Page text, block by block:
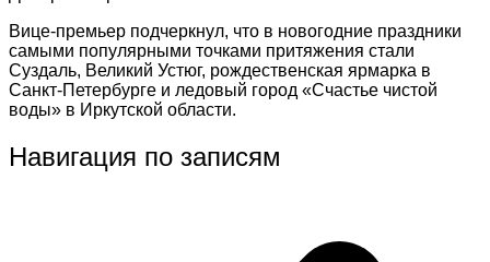
Вице-премьер подчеркнул, что в новогодние праздники
самыми популярными точками притяжения стали
Суздаль, Великий Устюг, рождественская ярмарка в
Санкт-Петербурге и ледовый город «Счастье чистой
воды» в Иркутской области.
Навигация по записям